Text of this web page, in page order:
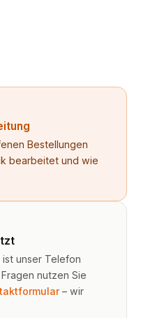
Bestellungen
bearbeitet und wie
unser Telefon
nutzen Sie
– wir